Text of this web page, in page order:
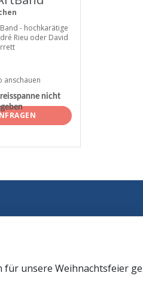
- hochkarätige
Rieu oder David
anschauen
nicht
unsere Weihnachtsfeier